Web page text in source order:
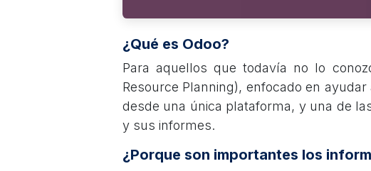
¿Qué es Odoo?
Para aquellos que todavía no lo
Resource Planning), enfocado en
desde una única plataforma, y una de
y sus informes.
¿Porque son importantes los